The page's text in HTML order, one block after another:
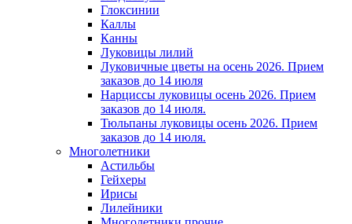
Глоксинии
Каллы
Канны
Луковицы лилий
Луковичные цветы на осень 2026. Прием
заказов до 14 июля
Нарциссы луковицы осень 2026. Прием
заказов до 14 июля.
Тюльпаны луковицы осень 2026. Прием
заказов до 14 июля.
Многолетники
Астильбы
Гейхеры
Ирисы
Лилейники